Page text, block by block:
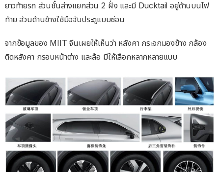
ยาวท้ายรถ ส่วนชั้นล่างแยกส่วน 2 ฝั่ง และมี Ducktail อยู่ด้านบนไฟ
ท้าย ส่วนด้านข้างใช้มือจับประตูแบบซ่อน
จากข้อมูลของ MIIT จีนเผยให้เห็นว่า หลังคา กระจกมองข้าง กล้อง
ติดหลังคา กรอบหน้าต่าง และล้อ มีให้เลือกหลากหลายแบบ